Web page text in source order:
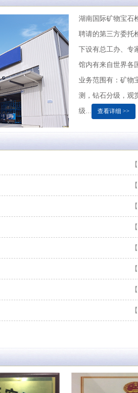
湖南国际矿物宝石
聘请的第三方委托
下设有总工办、专
馆内有来自世界各
业务范围有：矿物
测，钻石分级，观
级... 查看详细 >>